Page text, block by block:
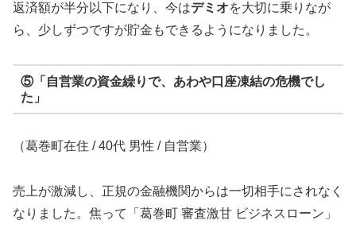
返済額が半分以下になり、今はデミオを大切に乗りなが
ら、少しずつですが貯金もできるようになりました。
⑤「自営業の資金繰りで、あわや口座凍結の危機でし
た」
（葛巻町在住 / 40代 男性 / 自営業）
売上が激減し、正規の金融機関からは一切相手にされなく
なりました。焦って「葛巻町 審査激甘 ビジネスローン」